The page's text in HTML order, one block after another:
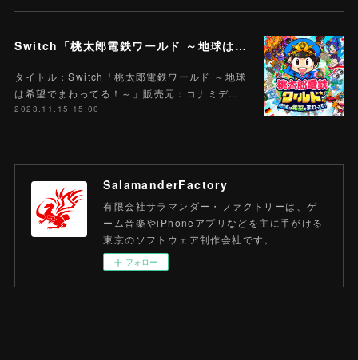
Switch「桃太郎電鉄ワールド ～地球は希望でまわってる！～」
タイトル：Switch「桃太郎電鉄ワールド ～地球
は希望でまわってる！～」販売元：コナミデ…
2023.11.15 15:00
SalamanderFactory
有限会社サラマンダー・ファクトリーは、ゲ
ーム音楽やiPhoneアプリなどを主に手がける
東京のソフトウェア制作会社です。
フォロー